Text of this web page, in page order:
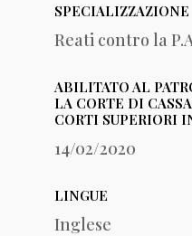
SPECIALIZZAZIONE
Reati contro la
ABILITATO AL
LA CORTE DI
CORTI SUPERIORI
14/02/2020
LINGUE
Inglese